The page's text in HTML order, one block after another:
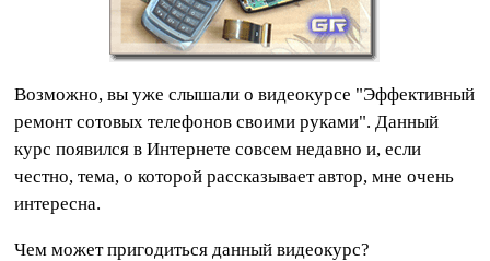
Возможно, вы уже слышали о видеокурсе "Эффективный
ремонт сотовых телефонов своими руками". Данный
курс появился в Интернете совсем недавно и, если
честно, тема, о которой рассказывает автор, мне очень
интересна.
Чем может пригодиться данный видеокурс?